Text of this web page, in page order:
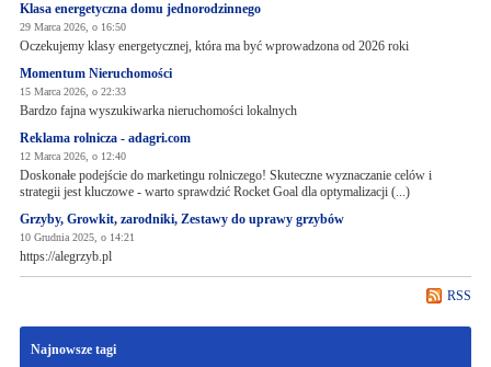
Klasa energetyczna domu jednorodzinnego
29 Marca 2026, o 16:50
Oczekujemy klasy energetycznej, która ma być wprowadzona od 2026 roki
Momentum Nieruchomości
15 Marca 2026, o 22:33
Bardzo fajna wyszukiwarka nieruchomości lokalnych
Reklama rolnicza - adagri.com
12 Marca 2026, o 12:40
Doskonałe podejście do marketingu rolniczego! Skuteczne wyznaczanie celów i
strategii jest kluczowe - warto sprawdzić Rocket Goal dla optymalizacji (...)
Grzyby, Growkit, zarodniki, Zestawy do uprawy grzybów
10 Grudnia 2025, o 14:21
https://alegrzyb.pl
RSS
Najnowsze tagi